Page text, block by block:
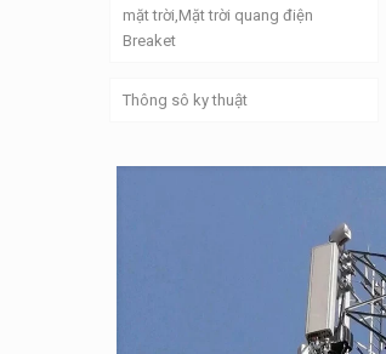
mặt trời,Mặt trời quang điện
Breaket
Thông sô ky thuật